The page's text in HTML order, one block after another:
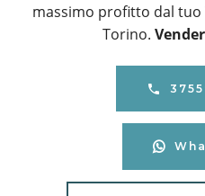
massimo profitto dal tuo
Torino.